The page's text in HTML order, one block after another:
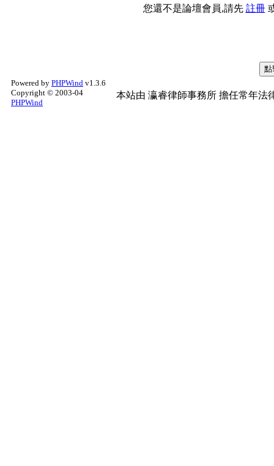
您還不是論壇會員,請先 註冊
Powered by PHPWind v1.3.6
Copyright © 2003-04
PHPWind
本站由 瀛睿律師事務所 擔任常年法